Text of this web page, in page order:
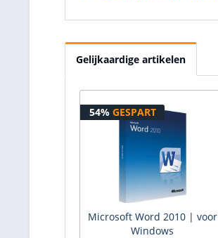
Gelijkaardige artikelen
54% GESPART
Microsoft Word 2010 | voor
Windows